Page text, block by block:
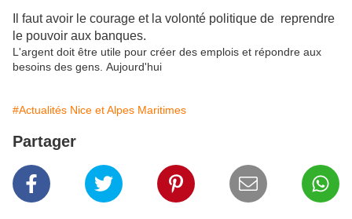
Il faut avoir le courage et la volonté politique de reprendre
le pouvoir aux banques.
L'argent doit être utile pour créer des emplois et répondre aux
besoins des gens. Aujourd'hui
#Actualités Nice et Alpes Maritimes
Partager